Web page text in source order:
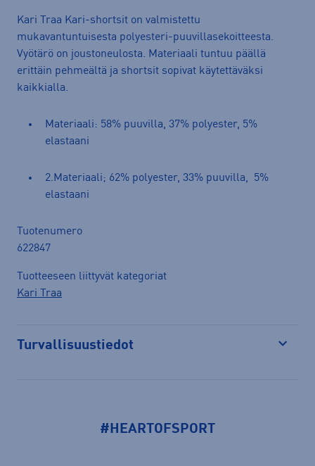
Kari Traa Kari-shortsit on valmistettu
mukavantuntuisesta polyesteri-puuvillasekoitteesta.
Vyötärö on joustoneulosta. Materiaali tuntuu päällä
erittäin pehmeältä ja shortsit sopivat käytettäväksi
kaikkialla.
Materiaali: 58% puuvilla, 37% polyester, 5%
elastaani
2.Materiaali; 62% polyester, 33% puuvilla, 5%
elastaani
Tuotenumero
622847
Tuotteeseen liittyvät kategoriat
Kari Traa
Turvallisuustiedot
#HEARTOFSPORT